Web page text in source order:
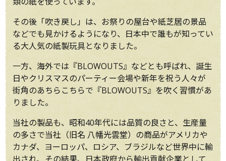
その後「吹き戻し」は、お祭りの屋台や紙芝居の景品
などでも見かけるようになり、日本中で誰もが知ってい
る大人気の紙製玩具となりました。
一方、海外では『BLOWOUTS』などとも呼ばれ、誕生
日やクリスマスのパーティー会場や新年を祝う人々が
街角のあちらこちらで『BLOWOUTS』を吹く習慣があ
りました。
当社の製品も、昭和40年代には品質の良さと、生産量
の多さで当社（旧名 八幡光雲堂）の商品がアメリカや
カナダ、ヨーロッパ、ロシア、ブラジルなど世界中に輸